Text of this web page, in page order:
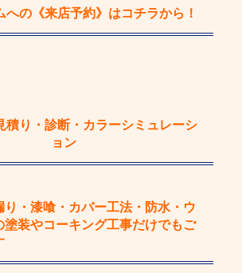
への《来店予約》 はコチラから！
積り・診断・カラーシミュレーシ
ョン
り・漆喰・カバー工法・防水・ウ
塗装やコーキング工事だけでもご